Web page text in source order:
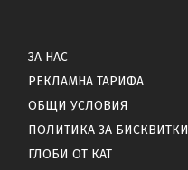
ЗА НАС
РЕКЛАМНА ТАРИФА
ОБЩИ УСЛОВИЯ
ПОЛИТИКА ЗА БИСКВИТКИ
ГЛОБИ ОТ КАТ